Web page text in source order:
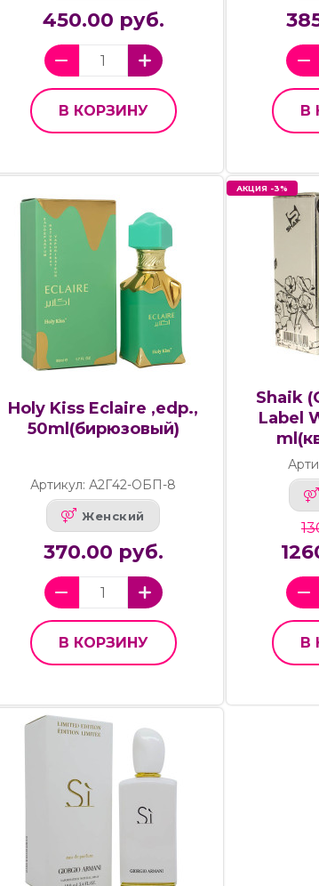
450.00 руб.
В КОРЗИНУ В
Holy Kiss Eclaire ,edp.,
50ml(бирюзовый)
Артикул: А2Г42-ОБП-8
Женский
370.00 руб.
В КОРЗИНУ
АКЦИЯ -3%
Shaik
Label
В